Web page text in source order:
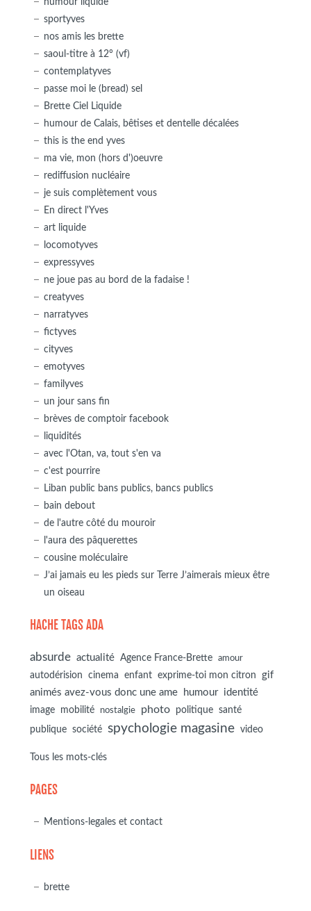
sportyves
nos amis les brette
saoul-titre à 12° (vf)
contemplatyves
passe moi le (bread) sel
Brette Ciel Liquide
humour de Calais, bêtises et dentelle décalées
this is the end yves
ma vie, mon (hors d')oeuvre
rediffusion nucléaire
je suis complètement vous
En direct l'Yves
art liquide
locomotyves
expressyves
ne joue pas au bord de la fadaise !
creatyves
narratyves
fictyves
cityves
emotyves
familyves
un jour sans fin
brèves de comptoir facebook
liquidités
avec l'Otan, va, tout s'en va
c'est pourrire
Liban public bans publics, bancs publics
bain debout
de l'autre côté du mouroir
l'aura des pâquerettes
cousine moléculaire
J’ai jamais eu les pieds sur Terre J’aimerais mieux être
un oiseau
HACHE TAGS ADA
absurde actualité Agence France-Brette amour
autodérision cinema enfant exprime-toi mon citron
gif
animés avez-vous donc une ame
humour identité
image mobilité nostalgie photo politique
santé
publique
société spychologie magasine video
Tous les mots-clés
PAGES
Mentions-legales et contact
LIENS
brette